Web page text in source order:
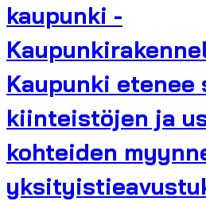
kaupunki -
Kaupunki etenee
kiinteistöjen ja
kohteiden